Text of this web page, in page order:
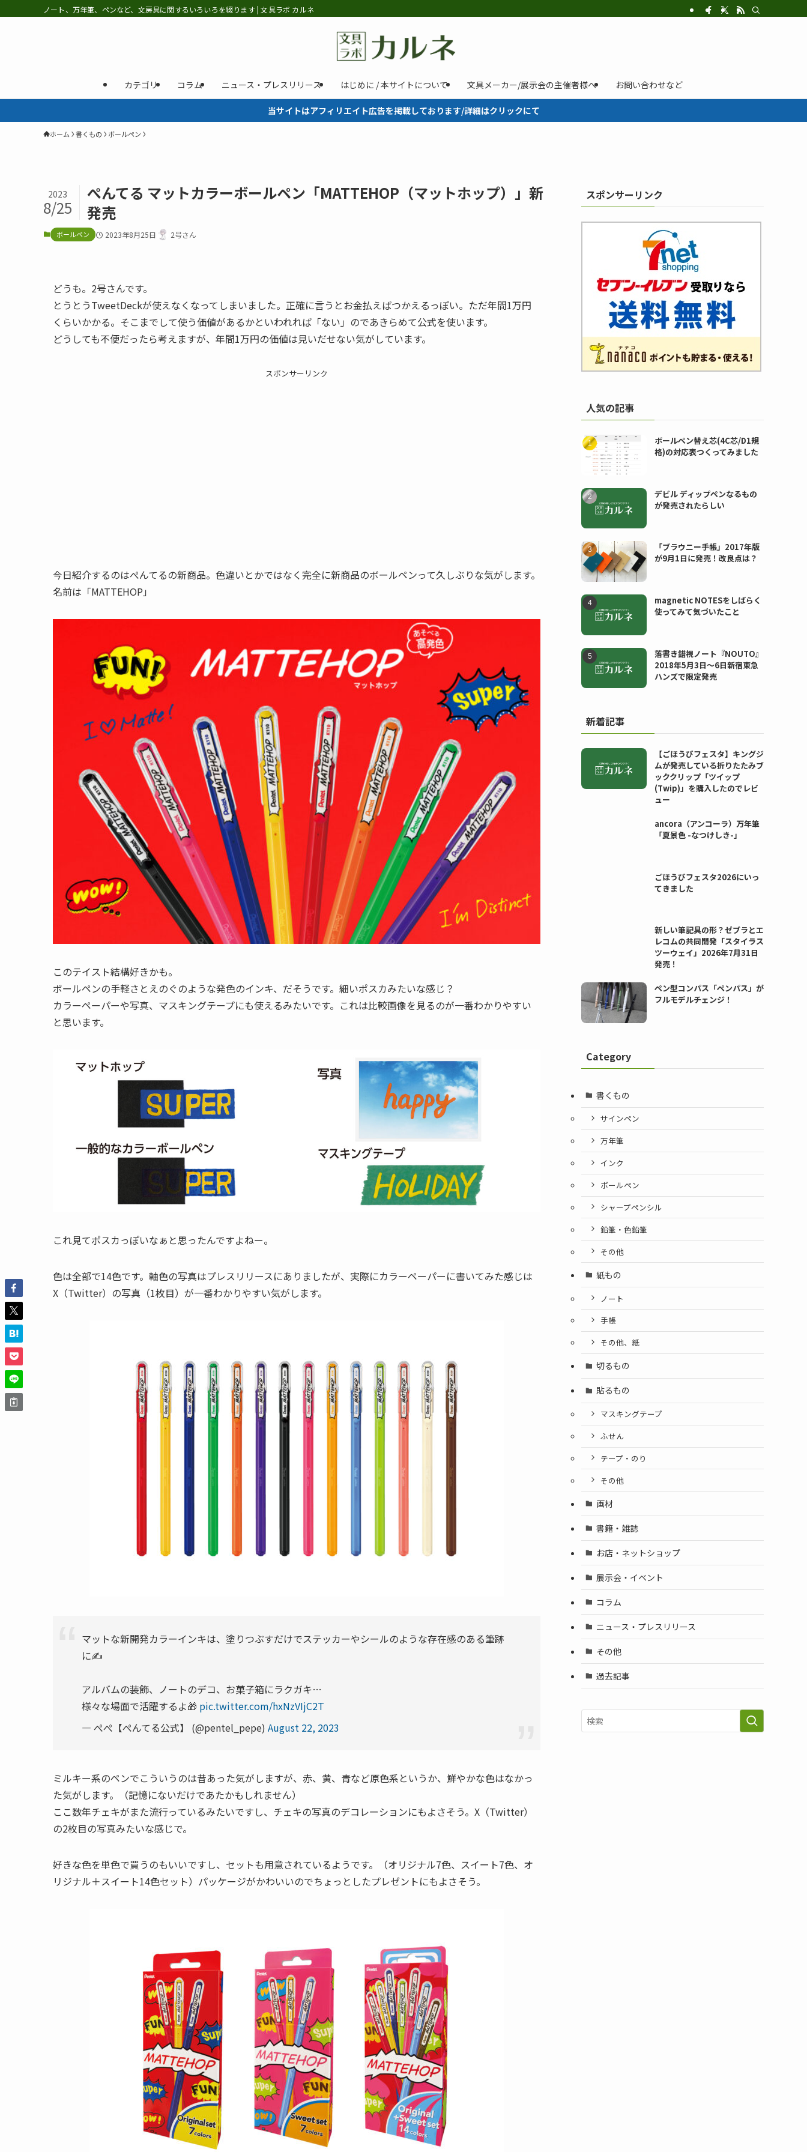
ノート、万年筆、ペンなど、文房具に関するいろいろを綴ります | 文具ラボ カルネ
カテゴリ コラム ニュース・プレスリリース はじめに / 本サイトについて 文具メーカー/展示会の主催者様へ お問い合わせなど
当サイトはアフィリエイト広告を掲載しております/詳細はクリックにて
ホーム 書くもの ボールペン
ぺんてる マットカラーボールペン「MATTEHOP（マットホップ）」新
発売
2023
8/25
ボールペン 2023年8月25日 2号さん
どうも。2号さんです。
とうとうTweetDeckが使えなくなってしまいました。正確に言うとお金払えばつかえるっぽい。ただ年間1万円
くらいかかる。そこまでして使う価値があるかといわれれば「ない」のであきらめて公式を使います。
どうしても不便だったら考えますが、年間1万円の価値は見いだせない気がしています。
スポンサーリンク
今日紹介するのはぺんてるの新商品。色違いとかではなく完全に新商品のボールペンって久しぶりな気がします。
名前は「MATTEHOP」
このテイスト結構好きかも。
ボールペンの手軽さとえのぐのような発色のインキ、だそうです。細いポスカみたいな感じ？
カラーペーパーや写真、マスキングテープにも使えるみたいです。これは比較画像を見るのが一番わかりやすい
と思います。
これ見てポスカっぽいなぁと思ったんですよねー。
色は全部で14色です。軸色の写真はプレスリリースにありましたが、実際にカラーペーパーに書いてみた感じは
X（Twitter）の写真（1枚目）が一番わかりやすい気がします。
マットな新開発カラーインキは、塗りつぶすだけでステッカーやシールのような存在感のある筆跡
に✍
アルバムの装飾、ノートのデコ、お菓子箱にラクガキ…
様々な場面で活躍するよ🎁 pic.twitter.com/hxNzVIjC2T
— ぺぺ【ぺんてる公式】 (@pentel_pepe) August 22, 2023
ミルキー系のペンでこういうのは昔あった気がしますが、赤、黄、青など原色系というか、鮮やかな色はなかっ
た気がします。（記憶にないだけであたかもしれません）
ここ数年チェキがまた流行っているみたいですし、チェキの写真のデコレーションにもよさそう。X（Twitter）
の2枚目の写真みたいな感じで。
好きな色を単色で買うのもいいですし、セットも用意されているようです。（オリジナル7色、スイート7色、オ
リジナル＋スイート14色セット）パッケージがかわいいのでちょっとしたプレゼントにもよさそう。
スポンサーリンク
人気の記事
ボールペン替え芯(4C芯/D1規
格)の対応表つくってみました
デビル ディップペンなるもの
が発売されたらしい
「ブラウニー手帳」2017年版
が9月1日に発売！改良点は？
magnetic NOTESをしばらく
使ってみて気づいたこと
落書き錯視ノート『NOUTO』
2018年5月3日〜6日新宿東急
ハンズで限定発売
新着記事
【ごほうびフェスタ】キングジ
ムが発売している折りたたみブ
ッククリップ「ツイップ
(Twip)」を購入したのでレビ
ュー
ancora（アンコーラ）万年筆
「夏景色 -なつけしき-」
ごほうびフェスタ2026にいっ
てきました
新しい筆記具の形？ゼブラとエ
レコムの共同開発「スタイラス
ツーウェイ」2026年7月31日
発売！
ペン型コンパス「ペンパス」が
フルモデルチェンジ！
Category
書くもの
サインペン
万年筆
インク
ボールペン
シャープペンシル
鉛筆・色鉛筆
その他
紙もの
ノート
手帳
その他、紙
切るもの
貼るもの
マスキングテープ
ふせん
テープ・のり
その他
画材
書籍・雑誌
お店・ネットショップ
展示会・イベント
コラム
ニュース・プレスリリース
その他
過去記事